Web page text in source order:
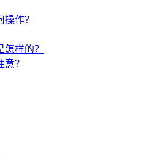
作？
样的？
？